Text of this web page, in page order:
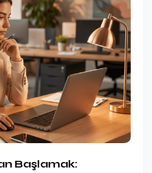
Başlamak: